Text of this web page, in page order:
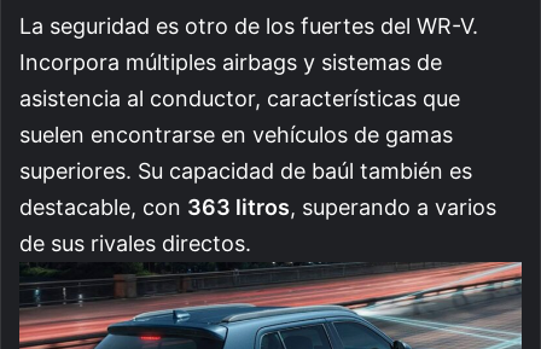
La seguridad es otro de los fuertes del WR-V.
Incorpora múltiples airbags y sistemas de
asistencia al conductor, características que
suelen encontrarse en vehículos de gamas
superiores. Su capacidad de baúl también es
destacable, con 363 litros, superando a varios
de sus rivales directos.